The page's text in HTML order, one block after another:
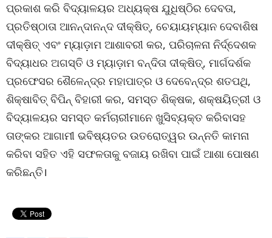
ପ୍ରକାଶ କରି ବିଦ୍ୟାଳୟର ଅଧ୍ୟକ୍ଷ ଯୁଧିଷ୍ଠିର ଦେବତା,
ପ୍ରତିଷ୍ଠାତା ଆନନ୍ଦାନନ୍ଦ ଦୀକ୍ଷିତ୍‌, ଚେୟାୟମ୍ୟାନ ଦେବାଶିଷ
ଦୀକ୍ଷିତ୍ ଏବଂ ମ୍ୟାଡ଼ାମ ଆଶାବରୀ କର, ପରିଚାଳନା ନିର୍ଦ୍ଦେଶକ
ବିଦ୍ୟାଧର ଅଗସ୍ତି ଓ ମ୍ୟାଡ଼ାମ ବନ୍ଦିତା ଦୀକ୍ଷିତ୍‌, ମାର୍ଗଦର୍ଶକ
ପ୍ରଫେସର ଶୈଳେନ୍ଦ୍ର ମହାପାତ୍ର ଓ ଦେବେନ୍ଦ୍ର ଶତପଥି,
ଶିକ୍ଷାବିତ୍ ବିପିନ୍ ବିହାରୀ କର, ସମସ୍ତ ଶିକ୍ଷକ, ଶକ୍ଷୟିତ୍ରୀ ଓ
ବିଦ୍ୟାଳୟର ସମସ୍ତ କର୍ମଚାରୀମାନେ ଖୁସିବ୍ୟକ୍ତ କରିବାସହ
ତାଙ୍କର ଆଗାମୀ ଭବିଷ୍ୟତର ଉତରୋତ୍ୱର ଉନ୍ନତି କାମନା
କରିବା ସହିତ ଏହି ସଫଳତାକୁ ବଜାୟ ରଖିବା ପାଇଁ ଆଶା ପୋଷଣ
କରିଛନ୍ତି।